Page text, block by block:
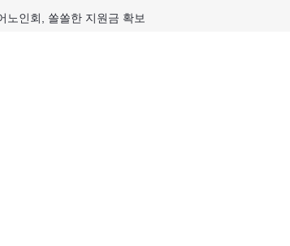
노인회, 쏠쏠한 지원금 확보